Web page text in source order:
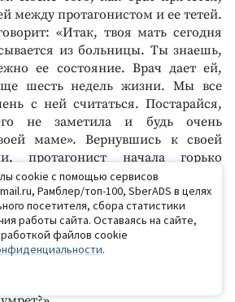
между протагонистом и ее тетей.
«Итак, твоя мать сегодня
из больницы. Ты знаешь,
ее состояние. Врач дает ей,
шесть недель жизни. Мы все
с ней считаться. Постарайся,
не заметила и будь очень
маме». Вернувшись к своей
протагонист начала горько
за ее спиной и выразил ее
словах: «Я вообще не смогу жить
мне сделать, чтобы этого не
ужасно, остаться с этой теткой,
как мой брат, и никуда не
Когда моя мама вернется из
очень к ней внимательна, может
cookie с помощью сервисов
Рамблер/топ-100, SberADS в целях
посетителя, сбора статистики
работы сайта. Оставаясь на сайте,
файлов cookie
.